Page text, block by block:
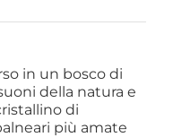
in un bosco di
della natura e
di
più amate